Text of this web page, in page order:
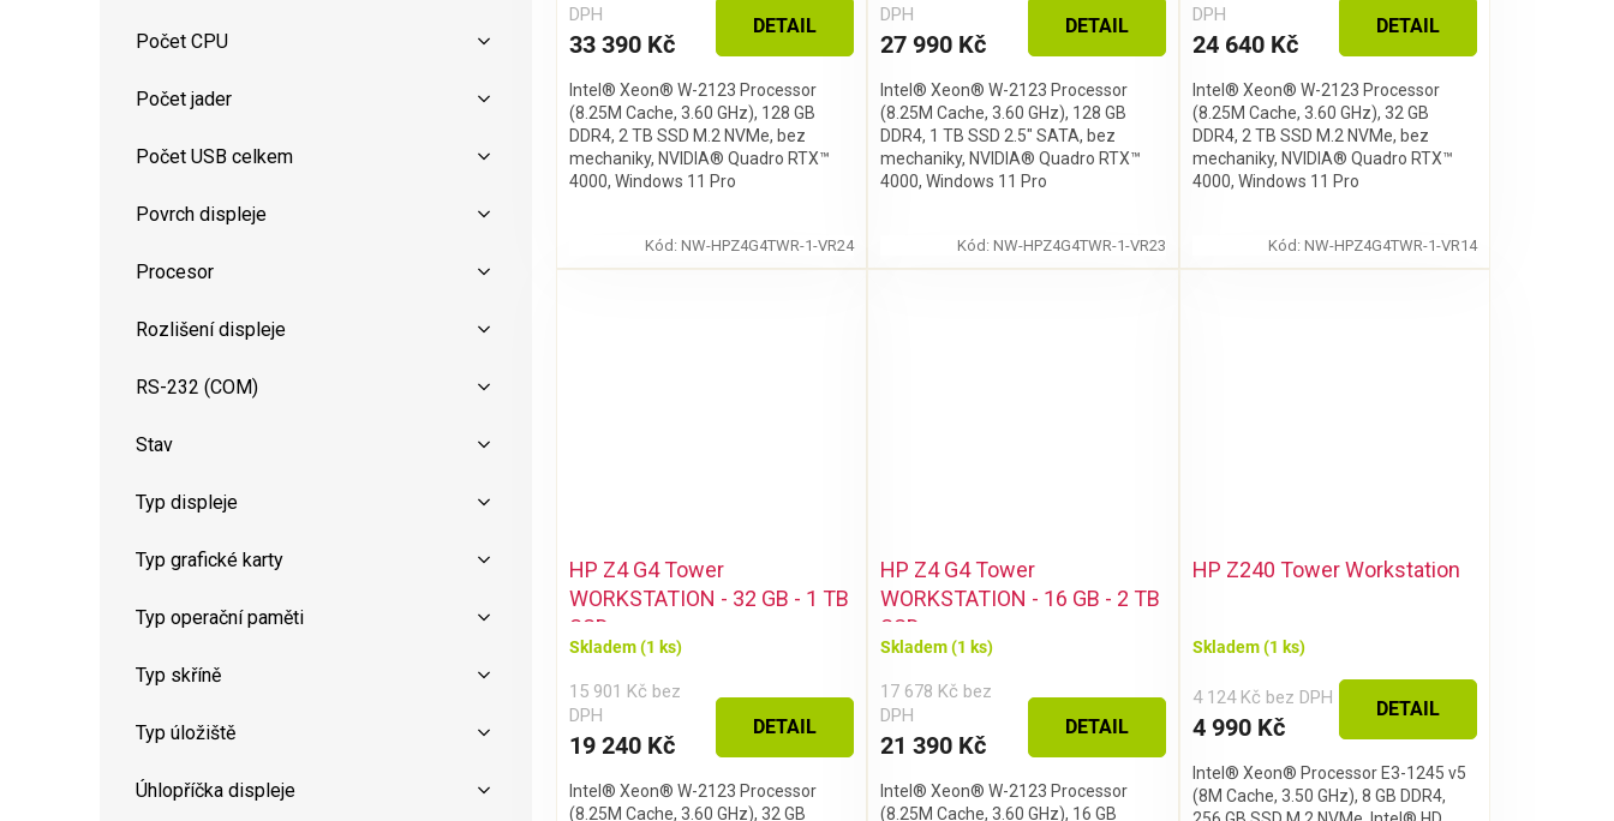
Počet CPU
Počet jader
Počet USB celkem
Povrch displeje
Procesor
Rozlišení displeje
RS-232 (COM)
Stav
Typ displeje
Typ grafické karty
Typ operační paměti
Typ skříně
Typ úložiště
Úhlopříčka displeje
DPH
33 390 Kč
DETAIL
Intel® Xeon® W-2123 Processor
(8.25M Cache, 3.60 GHz), 128 GB
DDR4, 2 TB SSD M.2 NVMe, bez
mechaniky, NVIDIA® Quadro RTX™
4000, Windows 11 Pro
Kód:NW-HPZ4G4TWR-1-VR24
DPH
27 990 Kč
DETAIL
Intel® Xeon® W-2123 Processor
(8.25M Cache, 3.60 GHz), 128 GB
DDR4, 1 TB SSD 2.5" SATA, bez
mechaniky, NVIDIA® Quadro RTX™
4000, Windows 11 Pro
Kód: NW-HPZ4G4TWR-1-VR23
DPH
24 640 Kč
DETAIL
Intel® Xeon® W-2123 Processor
(8.25M Cache, 3.60 GHz), 32 GB
DDR4, 2 TB SSD M.2 NVMe, bez
mechaniky, NVIDIA® Quadro RTX™
4000, Windows 11 Pro
Kód: NW-HPZ4G4TWR-1-VR14
HP Z4 G4 Tower
WORKSTATION - 32 GB - 1 TB
SSD
Skladem(1 ks)
15 901 Kč bez
DPH
19 240 Kč
DETAIL
Intel® Xeon® W-2123 Processor
(8.25M Cache, 3.60 GHz), 32 GB
HP Z4 G4 Tower
WORKSTATION - 16 GB - 2 TB
SSD
Skladem(1 ks)
17 678 Kč bez
DPH
21 390 Kč
DETAIL
Intel® Xeon® W-2123 Processor
(8.25M Cache, 3.60 GHz), 16 GB
HP Z240 Tower Workstation
Skladem(1 ks)
4 124 Kč bez DPH
4 990 Kč
DETAIL
Intel® Xeon® Processor E3-1245 v5
(8M Cache, 3.50 GHz), 8 GB DDR4,